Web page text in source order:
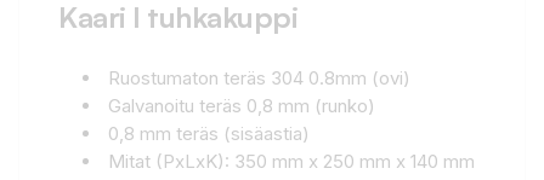
Kaari I tuhkakuppi
Ruostumaton teräs 304 0.8mm (ovi)
Galvanoitu teräs 0,8 mm (runko)
0,8 mm teräs (sisäastia)
Mitat (PxLxK): 350 mm x 250 mm x 140 mm